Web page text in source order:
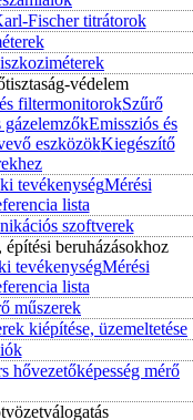
Fischer titrátorok
védelem
filtermonitorokSzűrő
gázelemzőkEmissziós és
eszközökKiegészítő
tevékenységMérési
lista
szoftverek
beruházásokhoz
tevékenységMérési
lista
műszerek
kiépítése, üzemeltetése
hővezetőképesség mérő